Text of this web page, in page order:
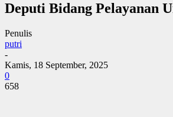
Deputi Bidang Pelayanan
Penulis
putri
-
Kamis, 18 September, 2025
0
658